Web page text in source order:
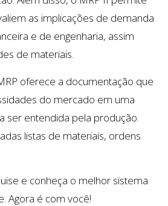
as implicações de demanda
e de engenharia, assim
de materiais.
oferece a documentação que
do mercado em uma
ser entendida pela produção.
listas de materiais, ordens
e conheça o melhor sistema
Agora é com você!